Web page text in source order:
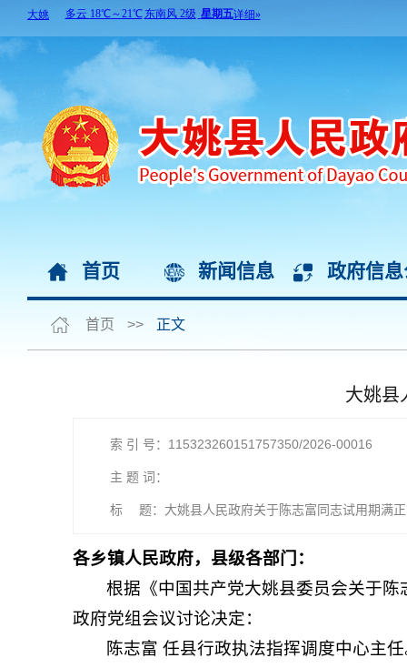
首页 新闻信息 政府信
首页 >> 正文
大姚县
索 引 号：115323260151757350/2026-00016
主 题 词：
标 题：大姚县人民政府关于陈志富同志试用期满
各乡镇人民政府，县级各部门：
根据《中国共产党大姚县委员会关于
政府党组会议讨论决定：
陈志富 任县行政执法指挥调度中心主